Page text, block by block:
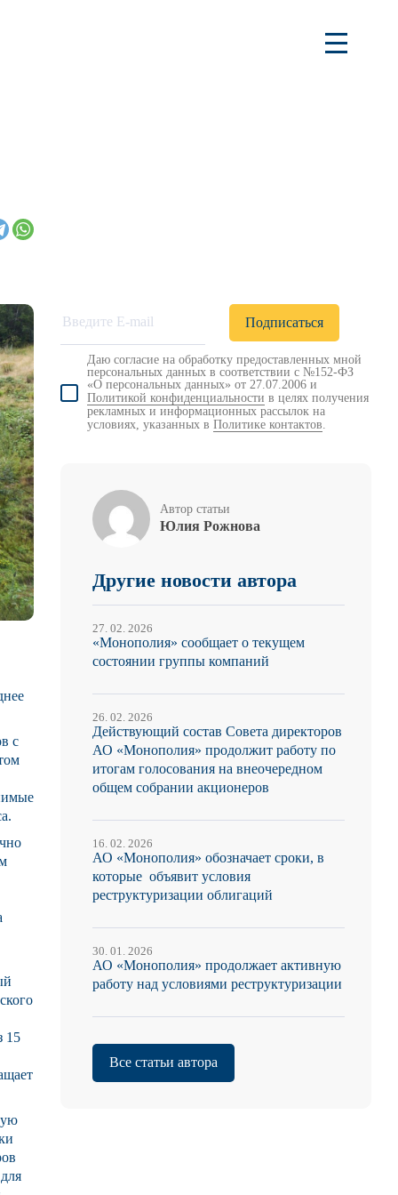
с
15
Даю согласие на обработку предоставленных мной
персональных данных в соответствии с №152-ФЗ
«О персональных данных» от 27.07.2006 и
Политикой конфиденциальности в целях получения
рекламных и информационных рассылок на
условиях, указанных в Политике контактов.
Автор статьи
Юлия Рожнова
Другие новости автора
27. 02. 2026
«Монополия» сообщает о текущем
состоянии группы компаний
26. 02. 2026
Действующий состав Совета директоров
АО «Монополия» продолжит работу по
итогам голосования на внеочередном
общем собрании акционеров
16. 02. 2026
АО «Монополия» обозначает сроки, в
которые объявит условия
реструктуризации облигаций
30. 01. 2026
АО «Монополия» продолжает активную
работу над условиями реструктуризации
Все статьи автора